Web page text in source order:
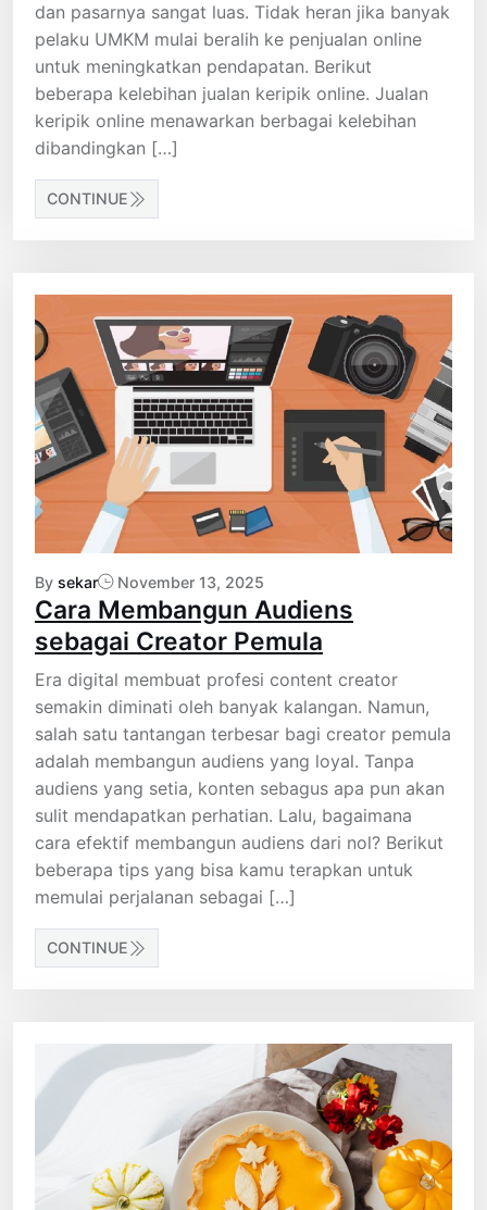
dan pasarnya sangat luas. Tidak heran jika banyak
pelaku UMKM mulai beralih ke penjualan online
untuk meningkatkan pendapatan. Berikut
beberapa kelebihan jualan keripik online. Jualan
keripik online menawarkan berbagai kelebihan
dibandingkan […]
CONTINUE
By sekar November 13, 2025
Cara Membangun Audiens
sebagai Creator Pemula
Era digital membuat profesi content creator
semakin diminati oleh banyak kalangan. Namun,
salah satu tantangan terbesar bagi creator pemula
adalah membangun audiens yang loyal. Tanpa
audiens yang setia, konten sebagus apa pun akan
sulit mendapatkan perhatian. Lalu, bagaimana
cara efektif membangun audiens dari nol? Berikut
beberapa tips yang bisa kamu terapkan untuk
memulai perjalanan sebagai […]
CONTINUE